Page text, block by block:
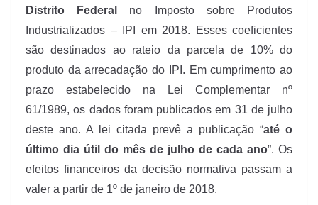
Distrito Federal
no Imposto sobre Produtos
Industrializados – IPI em 2018. Esses coeficientes
são destinados ao rateio da parcela de 10% do
produto da arrecadação do IPI. Em cumprimento ao
prazo estabelecido na Lei Complementar nº
61/1989, os dados foram publicados em 31 de julho
deste ano. A lei citada prevê a publicação “até o
último dia útil do mês de julho de cada ano”. Os
efeitos financeiros da decisão normativa passam a
valer a partir de 1º de janeiro de 2018.